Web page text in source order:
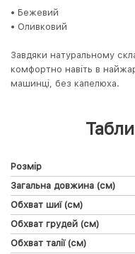
• Бежевий
• Оливковий
Завдяки натуральному
комфортно навіть в
машинці, без капелюха.
Розмір
Загальна довжина (см)
Обхват шиї (см)
Обхват грудей (см)
Обхват талії (см)